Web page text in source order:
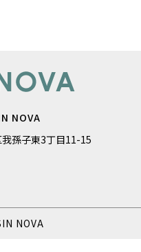
NOVA
孫子東3丁目11-15
NOVA